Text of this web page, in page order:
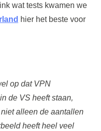
wat tests kwamen we
hier het beste voor
op dat VPN
in de VS heeft staan,
alleen de aantallen
heeft heel veel